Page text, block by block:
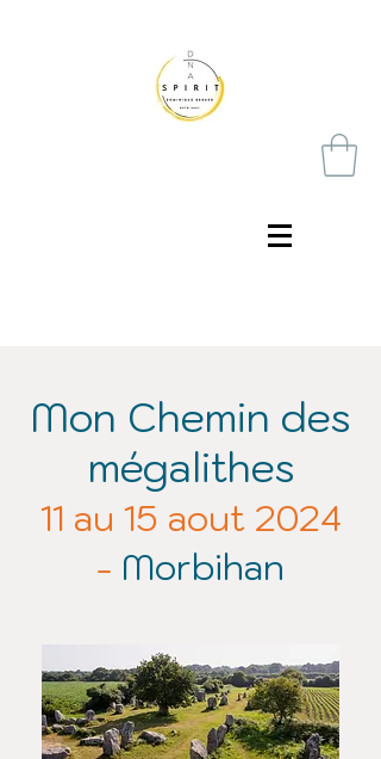
Mon Chemin des
mégalithes
11 au 15 aout 2024
- Morbihan